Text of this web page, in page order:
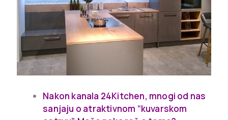
Nakon kanala 24Kitchen, mnogi od nas
sanjaju o atraktivnom “kuvarskom